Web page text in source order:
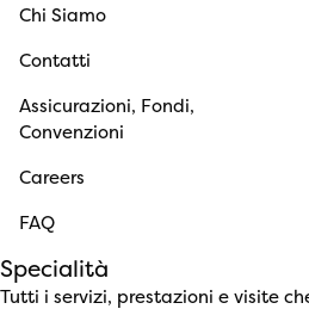
Chi Siamo
Contatti
Assicurazioni, Fondi,
Convenzioni
Careers
FAQ
Specialità
Tutti i servizi, prestazioni e visite